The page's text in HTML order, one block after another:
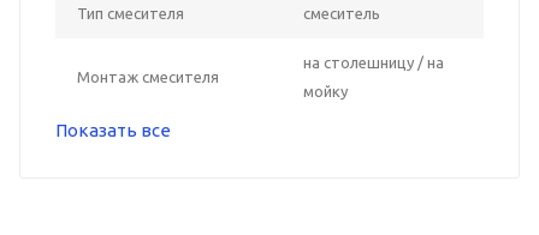
Тип смесителя смеситель
Монтаж смесителя
на столешницу / на
мойку
Показать все